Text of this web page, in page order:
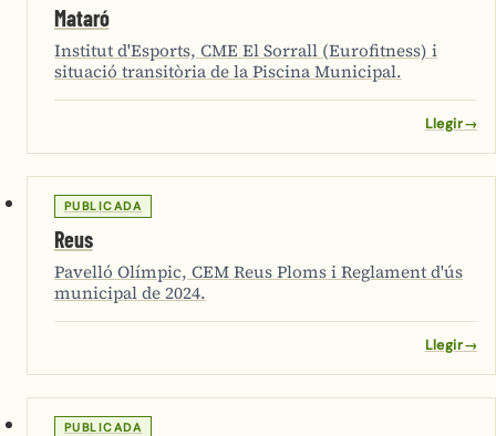
Mataró
Institut d'Esports, CME El Sorrall (Eurofitness) i
situació transitòria de la Piscina Municipal.
Llegir→
PUBLICADA
Reus
Pavelló Olímpic, CEM Reus Ploms i Reglament d'ús
municipal de 2024.
Llegir→
PUBLICADA